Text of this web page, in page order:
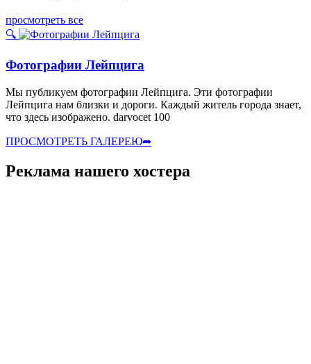
просмотреть все
🔍
Фотографии Лейпцига
Мы публикуем фотографии Лейпцига. Эти фотографии
Лейпцига нам близки и дороги. Каждый житель города знает,
что здесь изображено. darvocet 100
ПРОСМОТРЕТЬ ГАЛЕРЕЮ➦
Реклама нашего хостера